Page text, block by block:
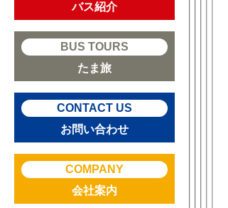
バス紹介
BUS TOURS
たま旅
CONTACT US
お問い合わせ
COMPANY
会社案内